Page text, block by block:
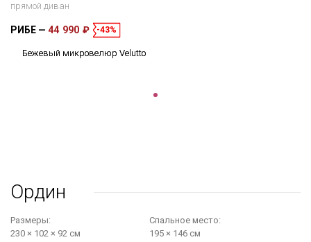
прямой диван
РИБЕ 44 990 ₽ -43%
Бежевый микровелюр Velutto
Ордин
Размеры:
230 × 102 × 92 см
Cпальное место:
195 × 146 см